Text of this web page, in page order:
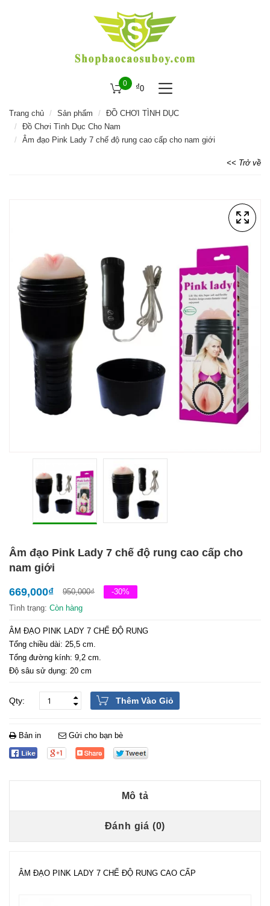
0
0
₫
Trang chủ Sản phẩm
ĐỒ CHƠI TÌNH DỤC
Đồ Chơi Tình Dục Cho Nam
Âm đạo Pink Lady 7 chế độ rung cao cấp cho nam giới
<< Trở về
Âm đạo Pink Lady 7 chế độ rung cao cấp cho
nam giới
950,000₫
669,000₫
-30%
Tình trạng: Còn hàng
ÂM ĐẠO PINK LADY 7 CHẾ ĐỘ RUNG
Tổng chiều dài: 25,5 cm.
Tổng đường kính: 9,2 cm.
Độ sâu sử dụng: 20 cm
Thêm Vào Giỏ
Bản in Gửi cho bạn bè
Mô tả
Đánh giá (0)
ÂM ĐẠO PINK LADY 7 CHẾ ĐỘ RUNG CAO CẤP